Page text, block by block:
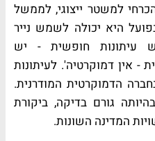
למשטר ייצוגי, לממשל
היא יכולה לשמש נייר
עיתונות חופשית - יש
- אין דמוקרטיה'. לעיתונות
הדמוקרטית המודרנית.
גורם בדיקה, ביקורת
המדינה השונות.